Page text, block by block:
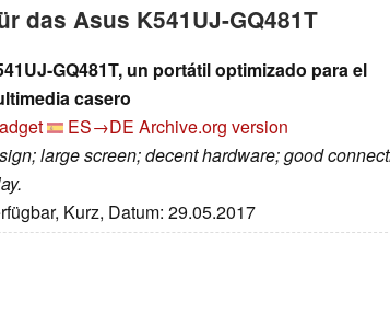
das Asus K541UJ-GQ481T
GQ481T, un portátil optimizado para el
casero
ES→DE Archive.org version
large screen; decent hardware; good
Kurz, Datum: 29.05.2017